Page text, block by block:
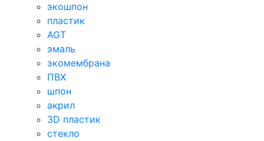
экошпон
пластик
AGT
эмаль
экомембрана
ПВХ
шпон
акрил
3D пластик
стекло